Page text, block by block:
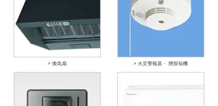
> 換気扇 > 火災警報器・ 煙探知機